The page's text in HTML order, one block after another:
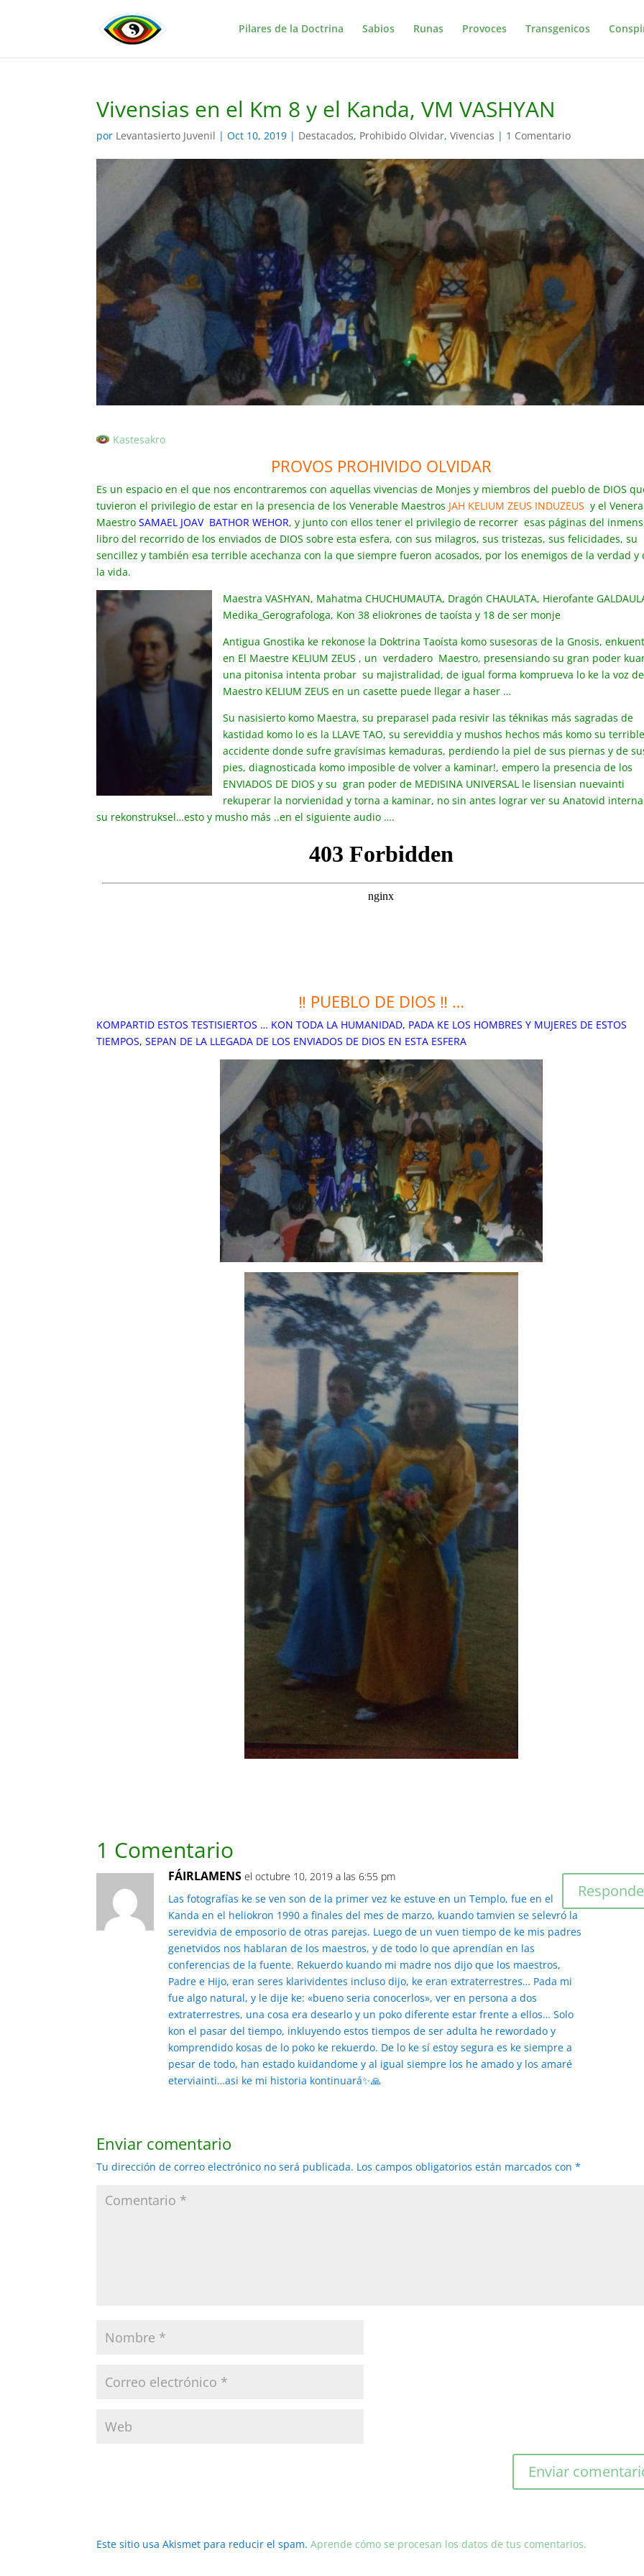
Pilares de la Doctrina Sabios Runas Provoces Transgenicos
Vivensias en el Km 8 y el Kanda, VM VASHYAN
por Levantasierto Juvenil |Oct 10, 2019 | Destacados, Prohibido Olvidar,Vivencias | 1 Comentario
Kastesakro
PROVOS PROHIVIDO OLVIDAR
Es un espacio en el que nos encontraremos con aquellas vivencias de Monjes y miembros del pueblo de DIOS
tuvieron el privilegio de estar en la presencia de los Venerable Maestros JAH KELIUM ZEUS INDUZEUS y el
MaestroSAMAEL JOAV BATHOR WEHOR, y junto con ellos tener el privilegio de recorrer esas páginas del
libro del recorrido de los enviados de DIOS sobre esta esfera, con sus milagros, sus tristezas, sus felicidades, su
sencillez y también esa terrible acechanza con la que siempre fueron acosados, por los enemigos de la verdad y
la vida.
Maestra VASHYAN, Mahatma CHUCHUMAUTA, Dragón CHAULATA, Hierofante
Medika_Gerografologa, Kon 38 eliokrones de taoísta y 18 de ser monje
Antigua Gnostika ke rekonose la Doktrina Taoísta komo susesoras de la Gnosis,
en El Maestre KELIUM ZEUS , un verdadero Maestro, presensiando su gran poder
una pitonisa intenta probar su majistralidad, de igual forma komprueva lo ke la voz
Maestro KELIUM ZEUS en un casette puede llegar a haser …
Su nasisierto komo Maestra, su preparasel pada resivir las téknikas más sagradas de
kastidad komo lo es la LLAVE TAO, su sereviddia y mushos hechos más komo su
accidente donde sufre gravísimas kemaduras, perdiendo la piel de sus piernas y de
pies, diagnosticada komo imposible de volver a kaminar!, empero la presencia de los
ENVIADOS DE DIOS y su gran poder de MEDISINA UNIVERSAL le lisensian nuevainti
rekuperar la norvienidad y torna a kaminar, no sin antes lograr ver su Anatovid
su rekonstruksel…esto y musho más ..en el siguiente audio ….
‼ PUEBLO DE DIOS ‼ …
KOMPARTID ESTOS TESTISIERTOS … KON TODA LA HUMANIDAD, PADA KE LOS HOMBRES Y MUJERES DE ESTOS
TIEMPOS, SEPAN DE LA LLEGADA DE LOS ENVIADOS DE DIOS EN ESTA ESFERA
1 Comentario
FÁIRLAMENS el octubre 10, 2019 a las 6:55 pm
Las fotografías ke se ven son de la primer vez ke estuve en un Templo, fue en el
Kanda en el heliokron 1990 a finales del mes de marzo, kuando tamvien se selevró la
serevidvia de emposorio de otras parejas. Luego de un vuen tiempo de ke mis padres
genetvidos nos hablaran de los maestros, y de todo lo que aprendían en las
conferencias de la fuente. Rekuerdo kuando mi madre nos dijo que los maestros,
Padre e Hijo, eran seres klarividentes incluso dijo, ke eran extraterrestres… Pada mi
fue algo natural, y le dije ke: «bueno seria conocerlos», ver en persona a dos
extraterrestres, una cosa era desearlo y un poko diferente estar frente a ellos… Solo
kon el pasar del tiempo, inkluyendo estos tiempos de ser adulta he rewordado y
komprendido kosas de lo poko ke rekuerdo. De lo ke sí estoy segura es ke siempre a
pesar de todo, han estado kuidandome y al igual siempre los he amado y los amaré
eterviainti…asi ke mi historia kontinuará✨🙏
Enviar comentario
Tu dirección de correo electrónico no será publicada. Los campos obligatorios están marcados con*
Este sitio usa Akismet para reducir el spam.Aprende cómo se procesan los datos de tus comentarios.